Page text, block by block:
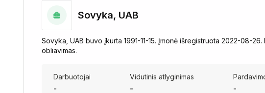
Sovyka, UAB
Sovyka, UAB buvo įkurta 1991-11-15. Įmonė išregistruota 2022-08-
obliavimas.
Darbuotojai
-
Vidutinis atlyginimas
-
-